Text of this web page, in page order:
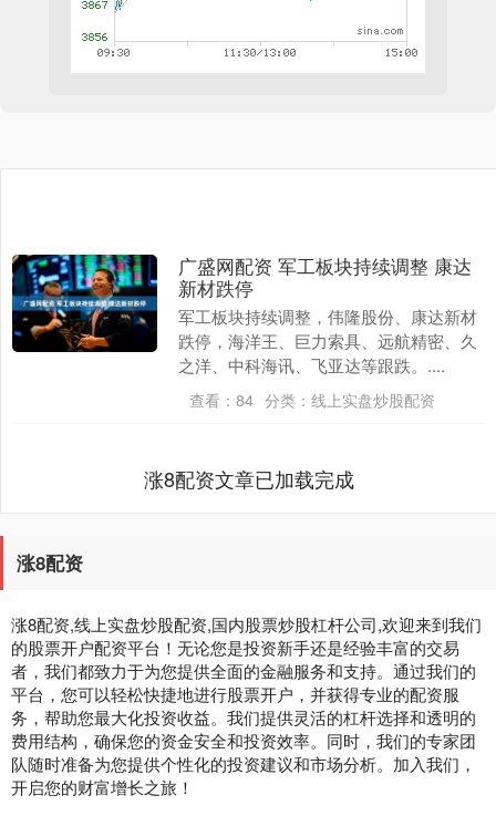
广盛网配资 军工板块持续调整 康达
新材跌停
军工板块持续调整，伟隆股份、康达新材
跌停，海洋王、巨力索具、远航精密、久
之洋、中科海讯、飞亚达等跟跌。....
查看： 84 分类： 线上实盘炒股配资
涨8配资文章已加载完成
涨8配资
涨8配资,线上实盘炒股配资,国内股票炒股杠杆公司,欢迎来到我们
的股票开户配资平台！无论您是投资新手还是经验丰富的交易
者，我们都致力于为您提供全面的金融服务和支持。通过我们的
平台，您可以轻松快捷地进行股票开户，并获得专业的配资服
务，帮助您最大化投资收益。我们提供灵活的杠杆选择和透明的
费用结构，确保您的资金安全和投资效率。同时，我们的专家团
队随时准备为您提供个性化的投资建议和市场分析。加入我们，
开启您的财富增长之旅！